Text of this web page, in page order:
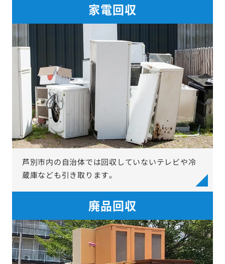
家電回収
芦別市内の自治体では回収していないテレビや冷
蔵庫なども引き取ります。
廃品回収